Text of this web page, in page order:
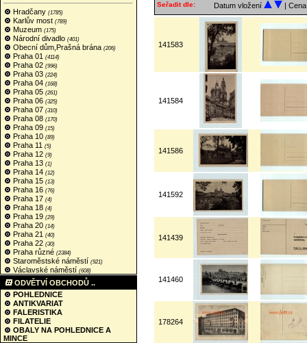
Hradčany (1785)
Karlův most (789)
Muzeum (175)
Národní divadlo (401)
Obecní dům,Prašná brána (206)
Praha 01 (4114)
Praha 02 (996)
Praha 03 (224)
Praha 04 (168)
Praha 05 (261)
Praha 06 (325)
Praha 07 (310)
Praha 08 (170)
Praha 09 (15)
Praha 10 (89)
Praha 11 (5)
Praha 12 (9)
Praha 13 (1)
Praha 14 (12)
Praha 15 (13)
Praha 16 (76)
Praha 17 (4)
Praha 18 (4)
Praha 19 (29)
Praha 20 (14)
Praha 21 (40)
Praha 22 (30)
Praha různé (2384)
Staroměstské náměstí (921)
Václavské náměstí (608)
ODVĚTVÍ OBCHODŮ ..
POHLEDNICE
ANTIKVARIAT
FALERISTIKA
FILATELIE
OBALY NA POHLEDNICE A
MINCE
Seřadit dle: Datum vložení |
141583
141584
141586
141592
141439
141460
178264